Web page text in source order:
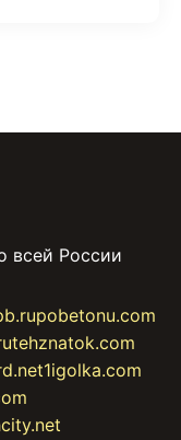
всей России
pobetonu.com
tehznatok.com
1igolka.com